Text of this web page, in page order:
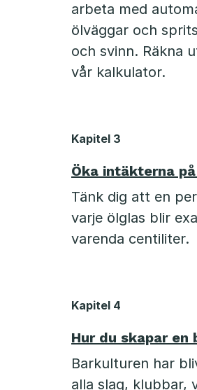
arbeta med
ölväggar och
och svinn. Räkna
vår kalkulator.
Kapitel 3
Öka intäkterna
Tänk dig att en
varje ölglas blir
varenda centiliter.
Kapitel 4
Hur du skapar en
Barkulturen har
alla slag, klubbar,